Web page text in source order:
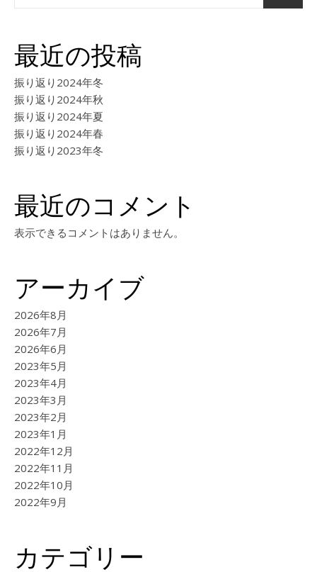
最近の投稿
振り返り2024年冬
振り返り2024年秋
振り返り2024年夏
振り返り2024年春
振り返り2023年冬
最近のコメント
表示できるコメントはありません。
アーカイブ
2026年8月
2026年7月
2026年6月
2023年5月
2023年4月
2023年3月
2023年2月
2023年1月
2022年12月
2022年11月
2022年10月
2022年9月
カテゴリー